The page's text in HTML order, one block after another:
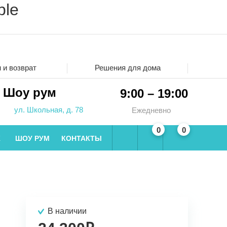
возврат Решения для дома
Шоу рум
ул. Школьная, д. 78
9:00 – 19:00
Ежедневно
ШОУ РУМ КОНТАКТЫ
0 0
В наличии